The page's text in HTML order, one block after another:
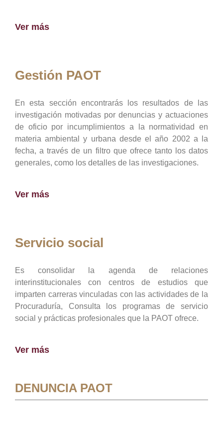
Ver más
Gestión PAOT
En esta sección encontrarás los resultados de las
investigación motivadas por denuncias y actuaciones
de oficio por incumplimientos a la normatividad en
materia ambiental y urbana desde el año 2002 a la
fecha, a través de un filtro que ofrece tanto los datos
generales, como los detalles de las investigaciones.
Ver más
Servicio social
Es consolidar la agenda de relaciones
interinstitucionales con centros de estudios que
imparten carreras vinculadas con las actividades de la
Procuraduría, Consulta los programas de servicio
social y prácticas profesionales que la PAOT ofrece.
Ver más
DENUNCIA PAOT